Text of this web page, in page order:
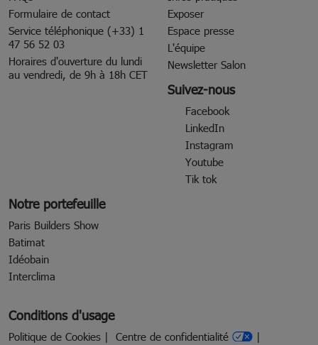
Formulaire de contact
Service téléphonique (+33) 1
47 56 52 03
Horaires d'ouverture du lundi
au vendredi, de 9h à 18h CET
Exposer
Espace presse
L'équipe
Newsletter Salon
Suivez-nous
Facebook
LinkedIn
Instagram
Youtube
Tik tok
Notre portefeuille
Paris Builders Show
Batimat
Idéobain
Interclima
Conditions d'usage
Politique de Cookies
Centre de confidentialité